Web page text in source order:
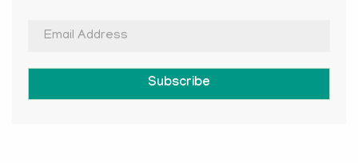
Subscribe